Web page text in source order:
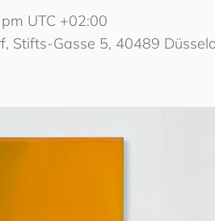
UTC +02:00
Stifts-Gasse 5, 40489